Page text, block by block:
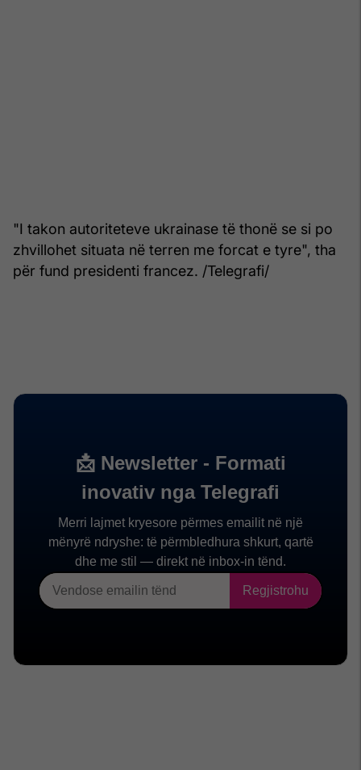
"I takon autoriteteve ukrainase të thonë se si po
zhvillohet situata në terren me forcat e tyre", tha
për fund presidenti francez. /Telegrafi/